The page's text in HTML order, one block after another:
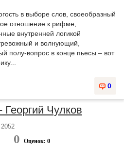
в выборе слов, своеобразный
отношение к рифме,
внутренней логикой
и волнующий,
полу-вопрос в конце пьесы – вот
0
Георгий Чулков
2052
0 Оценок: 0